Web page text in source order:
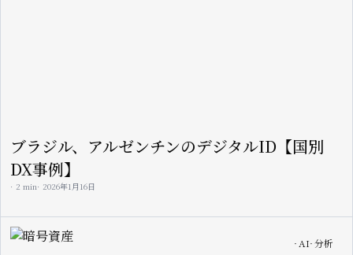
ブラジル、アルゼンチンのデジタルID【国別
DX事例】
2 min 2026年1月16日
Image AI 分析